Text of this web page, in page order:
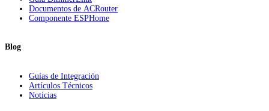
Documentos de ACRouter
Componente ESPHome
Blog
Guías de Integración
Artículos Técnicos
Noticias